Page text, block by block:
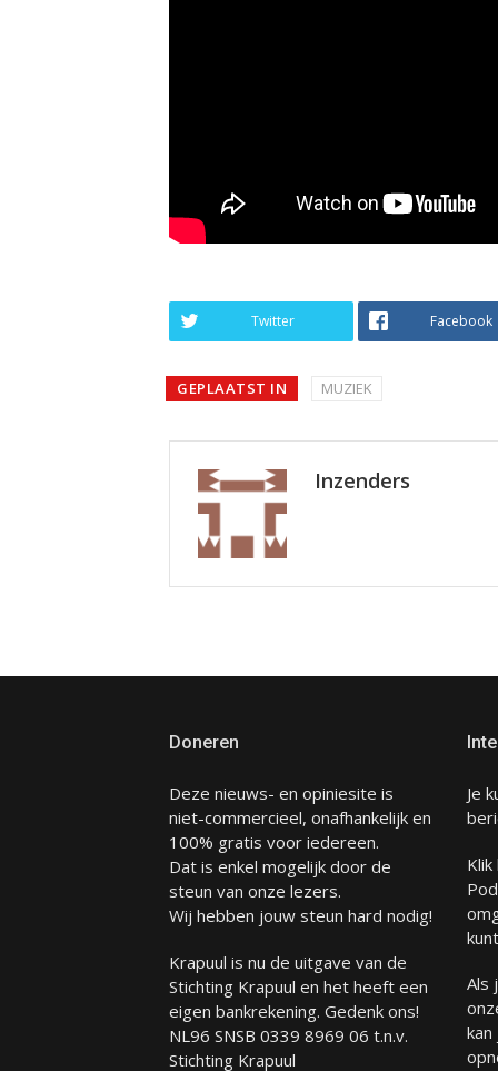
Twitter Facebook
GEPLAATST IN MUZIEK
Inzenders
Doneren
Deze nieuws- en opiniesite is
niet-commercieel, onafhankelijk en
100% gratis voor iedereen.
Dat is enkel mogelijk door de
steun van onze lezers.
Wij hebben jouw steun hard nodig!
Krapuul is nu de uitgave van de
Stichting Krapuul en het heeft een
eigen bankrekening. Gedenk ons!
NL96 SNSB 0339 8969 06 t.n.v.
Stichting Krapuul
Je
Als
kan